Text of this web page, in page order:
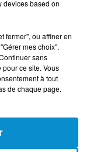
- Ndamt 3lik
figure
scène
devices based on
fermer", ou affiner en
mes choix".
sans
ce site. Vous
à tout
de chaque page.